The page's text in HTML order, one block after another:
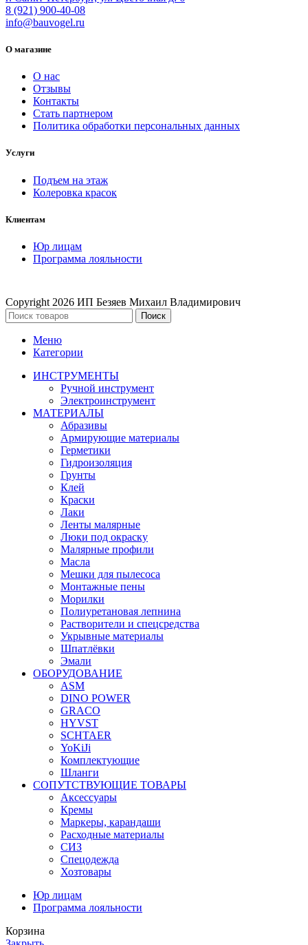
8 (921) 900-40-08
info@bauvogel.ru
О магазине
О нас
Отзывы
Контакты
Стать партнером
Политика обработки персональных данных
Услуги
Подъем на этаж
Колеровка красок
Клиентам
Юр лицам
Программа лояльности
Copyright 2026 ИП Безяев Михаил Владимирович
Поиск
Меню
Категории
ИНСТРУМЕНТЫ
Ручной инструмент
Электроинструмент
МАТЕРИАЛЫ
Абразивы
Армирующие материалы
Герметики
Гидроизоляция
Грунты
Клей
Краски
Лаки
Ленты малярные
Люки под окраску
Малярные профили
Масла
Мешки для пылесоса
Монтажные пены
Морилки
Полиуретановая лепнина
Растворители и спецсредства
Укрывные материалы
Шпатлёвки
Эмали
ОБОРУДОВАНИЕ
ASM
DINO POWER
GRACO
HYVST
SCHTAER
YoKiJi
Комплектующие
Шланги
СОПУТСТВУЮЩИЕ ТОВАРЫ
Аксессуары
Кремы
Маркеры, карандаши
Расходные материалы
СИЗ
Спецодежда
Хозтовары
Юр лицам
Программа лояльности
Корзина